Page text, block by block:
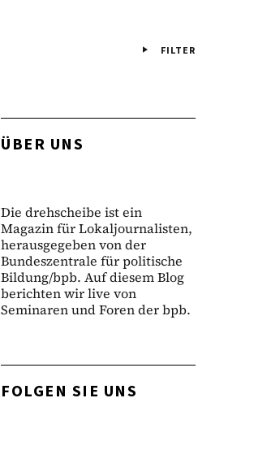
FILTER
ÜBER UNS
Die drehscheibe ist ein
Magazin für Lokaljournalisten,
herausgegeben von der
Bundeszentrale für politische
Bildung/bpb. Auf diesem Blog
berichten wir live von
Seminaren und Foren der bpb.
FOLGEN SIE UNS